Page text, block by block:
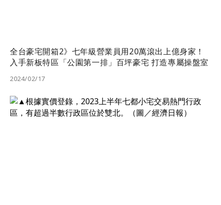
全台豪宅開箱2》七年級營業員用20萬滾出上億身家！
入手新板特區「公園第一排」百坪豪宅 打造專屬操盤室
2024/02/17